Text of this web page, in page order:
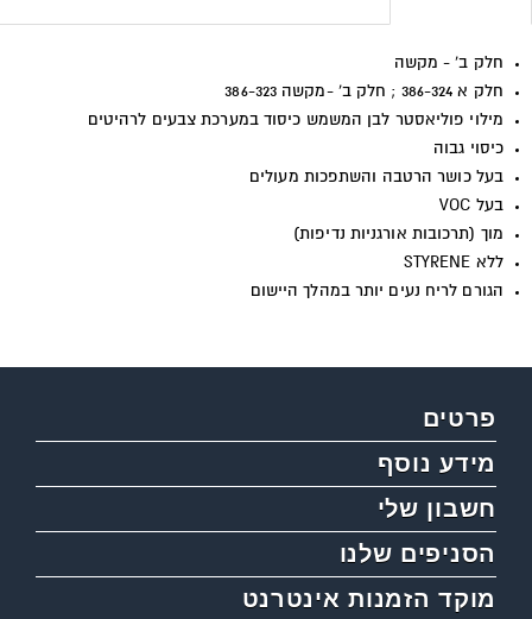
חלק ב' - מקשה
חלק א 386-324 ; חלק ב' -מקשה 386-323
מילוי פוליאסטר לבן המשמש כיסוד במערכת צבעים לרהיטים
כיסוי גבוה
בעל כושר הרטבה והשתפכות מעולים
בעל VOC
מוך (תרכובות אורגניות נדיפות)
ללא STYRENE
הגורם לריח נעים יותר במהלך היישום
פרטים
מידע נוסף
חשבון שלי
הסניפים שלנו
מוקד הזמנות אינטרנט